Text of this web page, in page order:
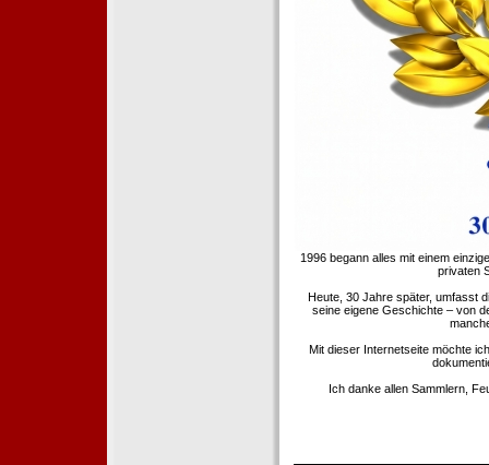
1996 begann alles mit einem
privaten
Heute, 30 Jahre später, umfasst
seine eigene Geschichte – von
Mit dieser Internetseite möchte
Ich danke allen Sammlern,